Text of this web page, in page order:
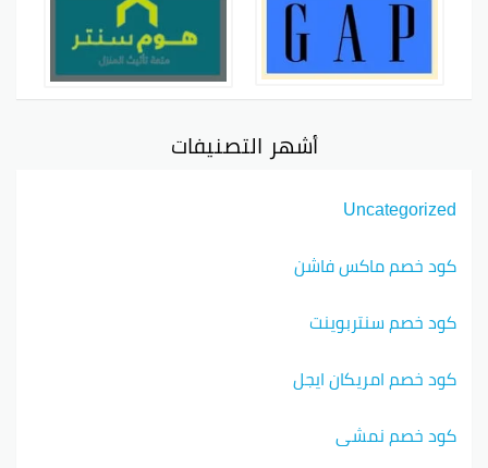
أشهر التصنيفات
Uncategorized
كود خصم ماكس فاشن
كود خصم سنتربوينت
كود خصم امريكان ايجل
كود خصم نمشي